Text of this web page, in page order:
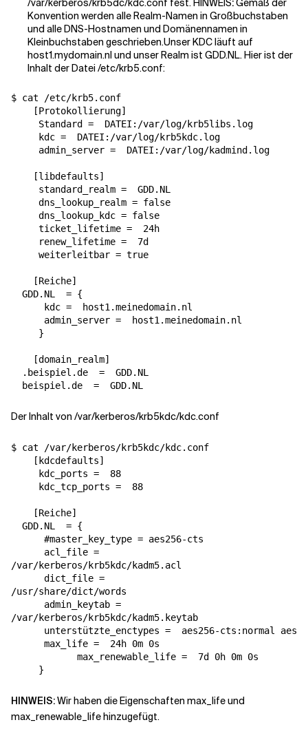
/var/kerberos/krb5dc/kdc.conf fest. HINWEIS:Gemäß der
Konvention werden alle Realm-Namen in Großbuchstaben
und alle DNS-Hostnamen und Domänennamen in
Kleinbuchstaben geschrieben.Unser KDC läuft auf
host1.mydomain.nl und unser Realm ist GDD.NL. Hier ist der
Inhalt der Datei /etc/krb5.conf:
$ cat /etc/krb5.conf
[Protokollierung]
Standard
=
  DATEI:/var/log/krb5libs.log
kdc =
  DATEI:/var/log/krb5kdc.log
admin_server =
  DATEI:/var/log/kadmind.log
[libdefaults]
standard_realm =
  GDD.NL
dns_lookup_realm = false
dns_lookup_kdc = false
ticket_lifetime =
  24h
renew_lifetime =
  7d
weiterleitbar = true
[Reiche]
  GDD.NL
= {
kdc =
  host1.meinedomain.nl
admin_server =
  host1.meinedomain.nl
}
[domain_realm]
  .beispiel.de
=
  GDD.NL
  beispiel.de
=
Der Inhalt von /var/kerberos/krb5kdc/kdc.conf
$ cat /var/kerberos/krb5kdc/kdc.conf
[ kdcdefaults]
kdc_ports =
  88
kdc_tcp_ports =
  88
[Reiche]
  GDD.NL
= {
#master_key_type = aes256-cts
acl_file =
/var/kerberos/krb5kdc/kadm5.acl
dict_file =
/usr/share/dict/words
admin_keytab =
/var/kerberos/krb5kdc/kadm5.keytab
unterstützte_enctypes =
aes256-cts:normal
max_life =
  24h 0m 0s
max_renewable_life =
  7d 0h 0m 0s
}
HINWEIS:Wir haben die Eigenschaften max_life und
max_renewable_life hinzugefügt.